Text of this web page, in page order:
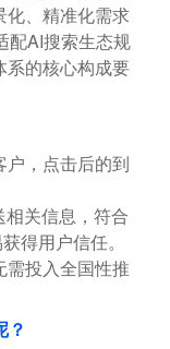
化、精准化需求
配AI搜索生态规
系的核心构成要
户，点击后的到
关信息，符合
得用户信任。
需投入全国性推
？